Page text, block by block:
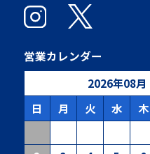
営業カレンダー
2026年08月
日
月 火 水 木